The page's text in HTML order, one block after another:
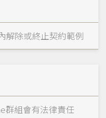
解除或終止契約範例
群組會有法律責任